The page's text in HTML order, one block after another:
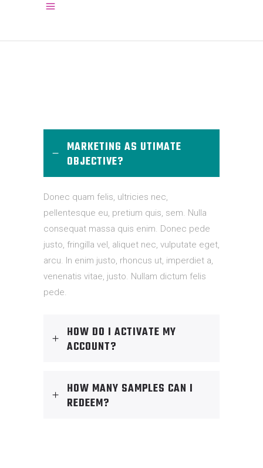
MARKETING AS UTIMATE
OBJECTIVE?
Donec quam felis, ultricies nec,
pellentesque eu, pretium quis, sem. Nulla
consequat massa quis enim. Donec pede
justo, fringilla vel, aliquet nec, vulputate eget,
arcu. In enim justo, rhoncus ut, imperdiet a,
venenatis vitae, justo. Nullam dictum felis
pede.
HOW DO I ACTIVATE MY
ACCOUNT?
HOW MANY SAMPLES CAN I
REDEEM?